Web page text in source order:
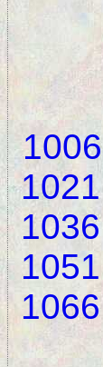
1006
1021
1036
1051
1066